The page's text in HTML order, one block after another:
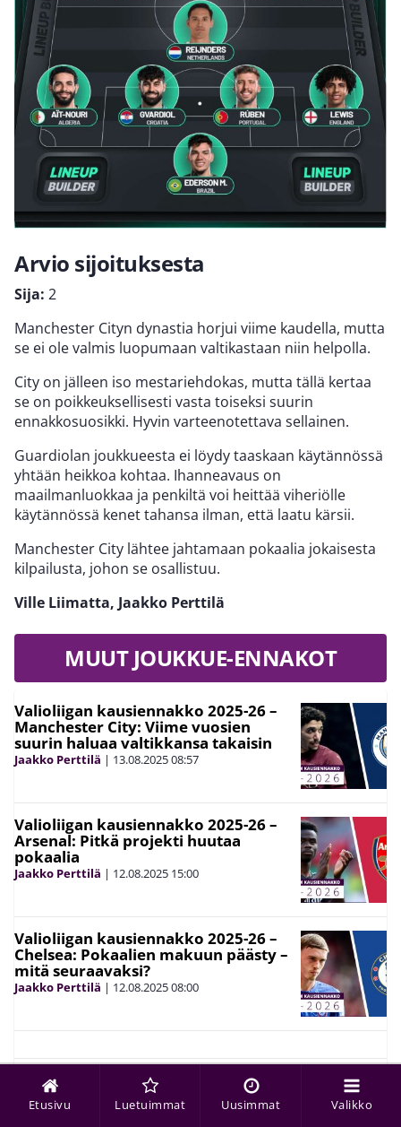
Etusivu Luetuimmat Uusimmat Valikko
Arvio sijoituksesta
Sija: 2
Manchester Cityn dynastia horjui viime kaudella, mutta
se ei ole valmis luopumaan valtikastaan niin helpolla.
City on jälleen iso mestariehdokas, mutta tällä kertaa
se on poikkeuksellisesti vasta toiseksi suurin
ennakkosuosikki. Hyvin varteenotettava sellainen.
Guardiolan joukkueesta ei löydy taaskaan käytännössä
yhtään heikkoa kohtaa. Ihanneavaus on
maailmanluokkaa ja penkiltä voi heittää viheriölle
käytännössä kenet tahansa ilman, että laatu kärsii.
Manchester City lähtee jahtamaan pokaalia jokaisesta
kilpailusta, johon se osallistuu.
Ville Liimatta, Jaakko Perttilä
MUUT JOUKKUE-ENNAKOT
Valioliigan kausiennakko 2025-26 –
Manchester City: Viime vuosien
suurin haluaa valtikkansa takaisin
Jaakko Perttilä | 13.08.202508:57
Valioliigan kausiennakko 2025-26 –
Arsenal: Pitkä projekti huutaa
pokaalia
Jaakko Perttilä | 12.08.2025 15:00
Valioliigan kausiennakko 2025-26 –
Chelsea: Pokaalien makuun päästy –
mitä seuraavaksi?
Jaakko Perttilä | 12.08.202508:00
Valioliigan kausiennakko 2025-26 –
Newcastle: Ankean kesän jälkeen
Mestarien liigaan